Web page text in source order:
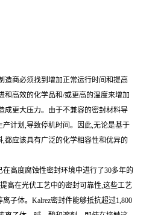
造商必须找到增加正常运行时间和提高
和高效的化学品和/或更高的温度来增加
成更大压力。由于不兼容的密封材料导
计划,导致停机时间。因此,无论是基于
都应该具有广泛的化学相容性和优异的
在高度腐蚀性密封环境中进行了30多年的
高在光伏工艺中的密封可靠性,这些工艺
子体。Kalrez密封件能够抵抗超过1,800